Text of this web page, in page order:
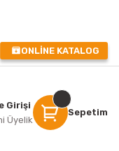
ONLİNE KATALOG
Girişi
Üyelik
Sepetim